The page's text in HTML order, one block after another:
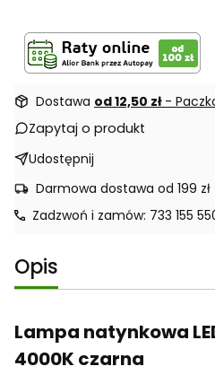
Dostawa od 12,50 zł -
Zapytaj o produkt
Udostępnij
Darmowa dostawa od 199 zł
Zadzwoń i zamów: 733 155
Opis
Lampa natynkowa
4000K czarna